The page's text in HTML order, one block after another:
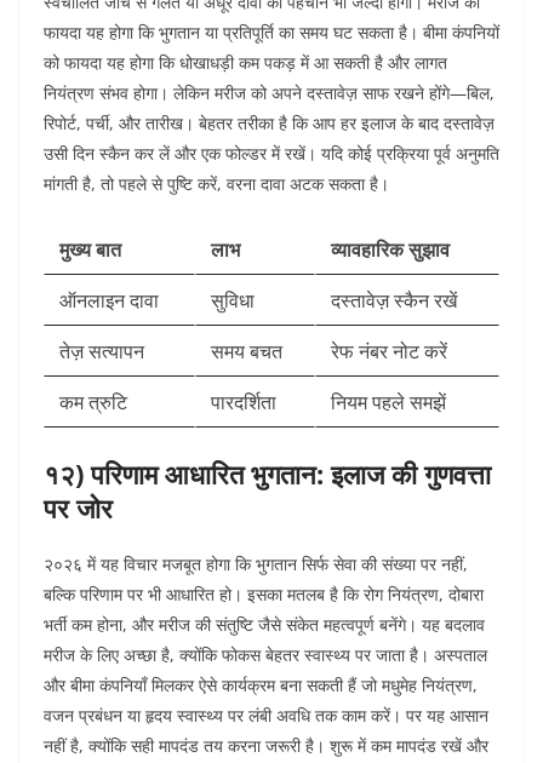
फायदा यह होगा कि भुगतान या प्रतिपूर्ति का समय घट सकता है। बीमा कंपनियों
को फायदा यह होगा कि धोखाधड़ी कम पकड़ में आ सकती है और लागत
नियंत्रण संभव होगा। लेकिन मरीज को अपने दस्तावेज़ साफ रखने होंगे—बिल,
रिपोर्ट, पर्ची, और तारीख। बेहतर तरीका है कि आप हर इलाज के बाद दस्तावेज़
उसी दिन स्कैन कर लें और एक फोल्डर में रखें। यदि कोई प्रक्रिया पूर्व अनुमति
मांगती है, तो पहले से पुष्टि करें, वरना दावा अटक सकता है।
मुख्य बात लाभ
व्यावहारिक सुझाव
ऑनलाइन दावा
सुविधा
दस्तावेज़ स्कैन रखें
तेज़ सत्यापन
समय बचत
रेफ नंबर नोट करें
कम त्रुटि
पारदर्शिता नियम पहले समझें
१२) परिणाम आधारित भुगतान: इलाज की गुणवत्ता
पर जोर
२०२६ में यह विचार मजबूत होगा कि भुगतान सिर्फ सेवा की संख्या पर नहीं,
बल्कि परिणाम पर भी आधारित हो। इसका मतलब है कि रोग नियंत्रण, दोबारा
भर्ती कम होना, और मरीज की संतुष्टि जैसे संकेत महत्वपूर्ण बनेंगे। यह बदलाव
मरीज के लिए अच्छा है, क्योंकि फोकस बेहतर स्वास्थ्य पर जाता है। अस्पताल
और बीमा कंपनियाँ मिलकर ऐसे कार्यक्रम बना सकती हैं जो मधुमेह नियंत्रण,
वजन प्रबंधन या हृदय स्वास्थ्य पर लंबी अवधि तक काम करें। पर यह आसान
नहीं है, क्योंकि सही मापदंड तय करना जरूरी है। शुरू में कम मापदंड रखें और